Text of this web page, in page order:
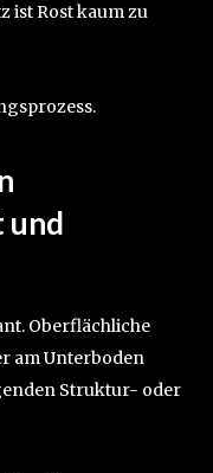
ist Rost kaum zu
und
Oberflächliche
am Unterboden
Struktur- oder